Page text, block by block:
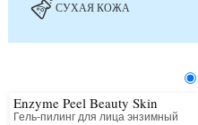
СУХАЯ КОЖА
Enzyme Peel Beauty Skin
Гель-пилинг для лица энзимный